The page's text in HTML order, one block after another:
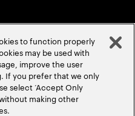
to function properly
may be used with
improve the user
If you prefer that we only
select ‘Accept Only
making other